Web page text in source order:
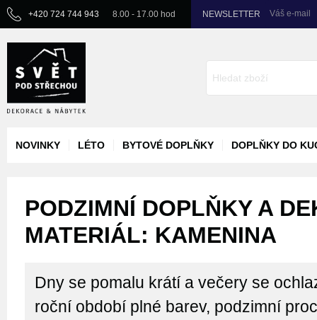
+420 724 744 943 8.00 - 17.00 hod NEWSLETTER Váš e-mail
NOVINKY LÉTO BYTOVÉ DOPLŇKY DOPLŇKY DO
PODZIMNÍ DOPLŇKY A
MATERIÁL: KAMENINA
Dny se pomalu krátí a večery se
roční období plné barev, podzimní